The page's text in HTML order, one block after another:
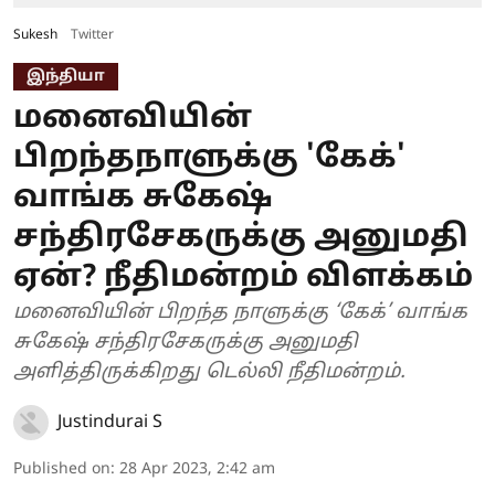
Sukesh Twitter
இந்தியா
மனைவியின்
பிறந்தநாளுக்கு 'கேக்'
வாங்க சுகேஷ்
சந்திரசேகருக்கு அனுமதி
ஏன்? நீதிமன்றம் விளக்கம்
மனைவியின் பிறந்த நாளுக்கு ‘கேக்’ வாங்க
சுகேஷ் சந்திரசேகருக்கு அனுமதி
அளித்திருக்கிறது டெல்லி நீதிமன்றம்.
Justindurai S
Published on: 28 Apr 2023, 2:42 am